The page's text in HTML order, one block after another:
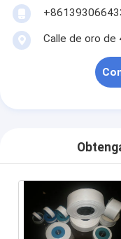
Calle de oro de